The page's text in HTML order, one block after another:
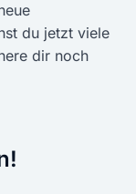
du jetzt viele
dir noch